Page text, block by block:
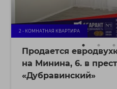
2 - КОМНАТНАЯ КВАРТИРА
Продается
на Минина, 6. в
«Дубравинский»